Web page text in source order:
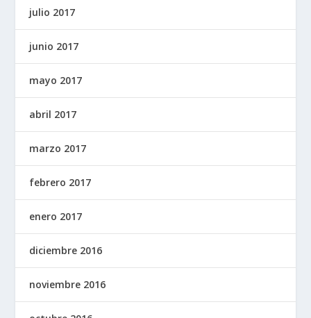
julio 2017
junio 2017
mayo 2017
abril 2017
marzo 2017
febrero 2017
enero 2017
diciembre 2016
noviembre 2016